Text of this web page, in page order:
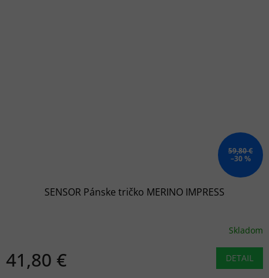
59,80 €
–30 %
SENSOR Pánske tričko MERINO IMPRESS
Skladom
41,80 € DETAIL